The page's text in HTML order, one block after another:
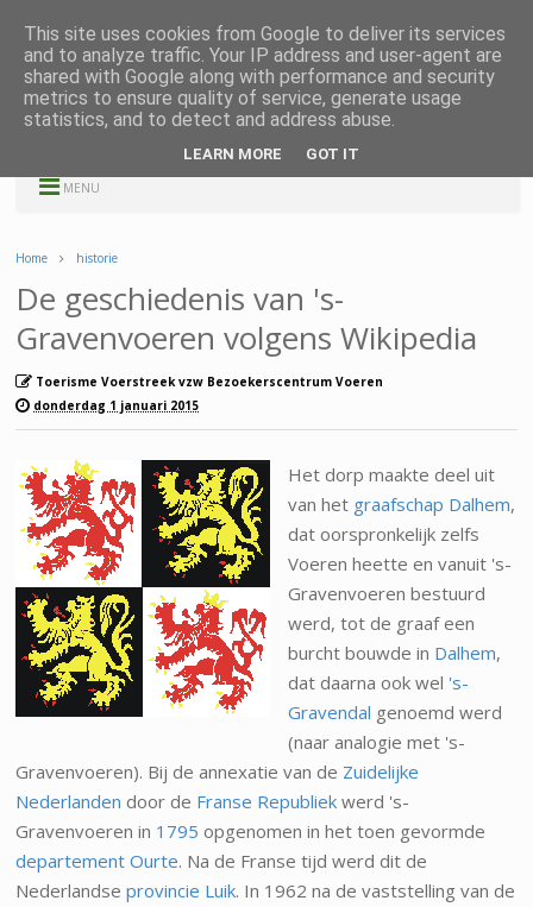
MENU
Home historie
De geschiedenis van 's-
Gravenvoeren volgens Wikipedia
Toerisme Voerstreek vzw Bezoekerscentrum Voeren
donderdag 1 januari 2015
Het dorp maakte deel uit
van het graafschap Dalhem,
dat oorspronkelijk zelfs
Voeren heette en vanuit 's-
Gravenvoeren bestuurd
werd, tot de graaf een
burcht bouwde in Dalhem,
dat daarna ook wel 's-
Gravendal genoemd werd
(naar analogie met 's-
Gravenvoeren). Bij de annexatie van de Zuidelijke
Nederlanden door de Franse Republiek werd 's-
Gravenvoeren in 1795 opgenomen in het toen gevormde
departement Ourte. Na de Franse tijd werd dit de
Nederlandseprovincie Luik. In 1962 na de vaststelling van de
This site uses cookies from Google to deliver its services
and to analyze traffic. Your IP address and user-agent are
shared with Google along with performance and security
metrics to ensure quality of service, generate usage
statistics, and to detect and address abuse.
LEARN MORE GOT IT